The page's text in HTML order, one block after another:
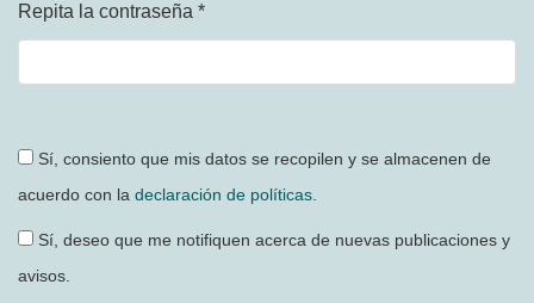
Repita la contraseña *
Obligatorio
acuerdo con la declaración de políticas.
avisos.